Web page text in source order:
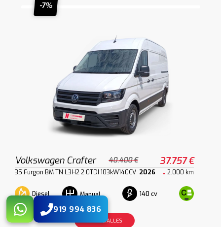
-7%
Volkswagen Crafter 40.400 € 37.757 €
35 Furgon BM TN L3H2 2.0TDI 103kW140CV 2026 2.000 km
Diesel Manual 140 cv
VER DETALLES
919 994 836